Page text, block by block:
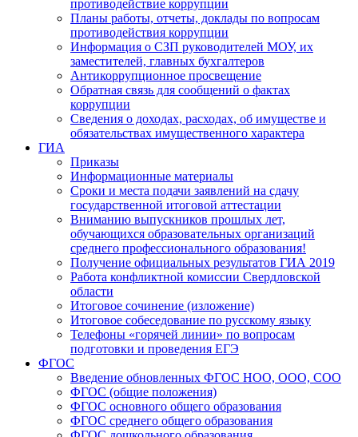
противодействие коррупции
Планы работы, отчеты, доклады по вопросам
противодействия коррупции
Информация о СЗП руководителей МОУ, их
заместителей, главных бухгалтеров
Антикоррупционное просвещение
Обратная связь для сообщений о фактах
коррупции
Сведения о доходах, расходах, об имуществе и
обязательствах имущественного характера
ГИА
Приказы
Информационные материалы
Сроки и места подачи заявлений на сдачу
государственной итоговой аттестации
Вниманию выпускников прошлых лет,
обучающихся образовательных организаций
среднего профессионального образования!
Получение официальных результатов ГИА 2019
Работа конфликтной комиссии Свердловской
области
Итоговое сочинение (изложение)
Итоговое собеседование по русскому языку
Телефоны «горячей линии» по вопросам
подготовки и проведения ЕГЭ
ФГОС
Введение обновленных ФГОС НОО, ООО, СОО
ФГОС (общие положения)
ФГОС основного общего образования
ФГОС среднего общего образования